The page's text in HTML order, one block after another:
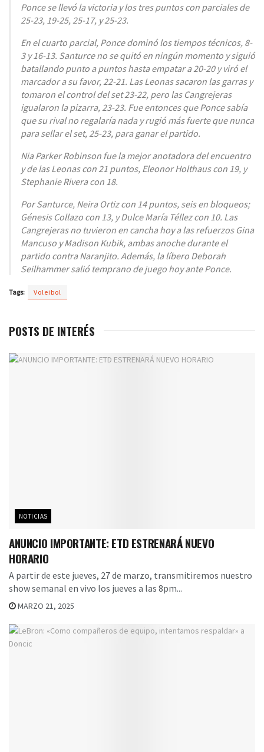
Ponce se llevó la victoria y los tres puntos con parciales de
25-23, 19-25, 25-17, y 25-23.
En el cuarto parcial, Ponce dominó los tiempos técnicos, 8-
3 y 16-13. Santurce no se quitó en ningún momento y siguió
batallando punto a puntos hasta empatar a 20-20 y viró el
marcador a su favor, 22-21. Las Leonas sacaron las garras y
tomaron el control del set 23-22, pero las Cangrejeras
igualaron la pizarra, 23-23. Fue entonces que Ponce sabía
que su rival no regalaría nada y rugió más fuerte que nunca
para sellar el set, 25-23, para ganar el partido.
Nia Parker Robinson fue la mejor anotadora del encuentro
y de las Leonas con 21 puntos, Eleonor Holthaus con 19, y
Stephanie Rivera con 18.
Por Santurce, Neira Ortiz con 14 puntos, seis en bloqueos;
Génesis Collazo con 13, y Dulce María Téllez con 10. Las
Cangrejeras no tuvieron en cancha hoy a las refuerzos Gina
Mancuso y Madison Kubik, ambas anoche durante el
partido contra Naranjito. Además, la líbero Deborah
Seilhammer salió temprano de juego hoy ante Ponce.
Tags: Voleibol
POSTS DE INTERÉS
NOTICIAS
ANUNCIO IMPORTANTE: ETD ESTRENARÁ NUEVO
HORARIO
A partir de este jueves, 27 de marzo, transmitiremos nuestro
show semanal en vivo los jueves a las 8pm...
MARZO 21, 2025